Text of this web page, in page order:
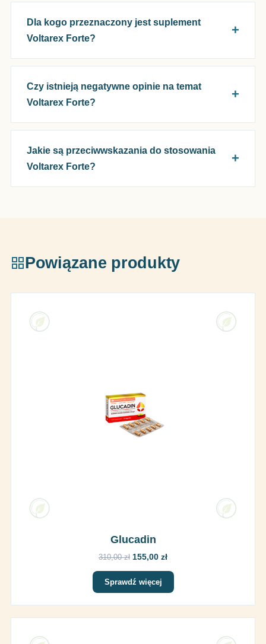
Dla kogo przeznaczony jest suplement
Voltarex Forte?
Czy istnieją negatywne opinie na temat
Voltarex Forte?
Jakie są przeciwwskazania do stosowania
Voltarex Forte?
Powiązane produkty
Glucadin
310,00 zł 155,00 zł
Sprawdź więcej